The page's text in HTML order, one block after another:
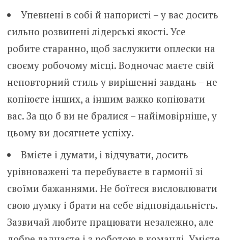
Упевнені в собі й напористі – у вас досить
сильно розвинені лідерські якості. Усе
робите старанно, щоб заслужити оплески на
своєму робочому місці. Водночас маєте свій
неповторний стиль у вирішенні завдань – не
копіюєте інших, а іншим важко копіювати
вас. За що б ви не бралися – найімовірніше, у
цьому ви досягнете успіху.
Вмієте і думати, і відчувати, досить
урівноважені та перебуваєте в гармонії зі
своїми бажаннями. Не боїтеся висловлювати
свою думку і брати на себе відповідальність.
Зазвичай любите працювати незалежно, але